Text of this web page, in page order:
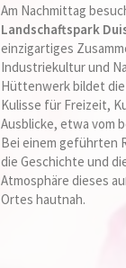
Am Nachmittag
Landschaftspark
einzigartiges
Industriekultur und
Hüttenwerk bildet
Kulisse für Freizeit,
Ausblicke, etwa vom
Bei einem geführten
die Geschichte und
Atmosphäre dieses
Ortes hautnah.